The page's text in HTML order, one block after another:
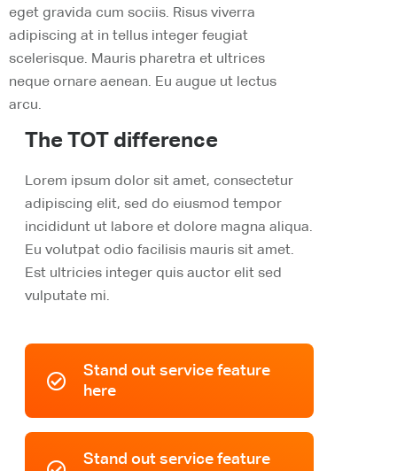
eget gravida cum sociis. Risus viverra
adipiscing at in tellus integer feugiat
scelerisque. Mauris pharetra et ultrices
neque ornare aenean. Eu augue ut lectus
arcu.
The TOT difference
Lorem ipsum dolor sit amet, consectetur
adipiscing elit, sed do eiusmod tempor
incididunt ut labore et dolore magna aliqua.
Eu volutpat odio facilisis mauris sit amet.
Est ultricies integer quis auctor elit sed
vulputate mi.
Stand out service feature
here
Stand out service feature